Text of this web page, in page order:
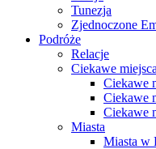
Tunezja
Zjednoczone
Podróże
Relacje
Ciekawe miejsca
Ciekawe
Ciekawe
Ciekawe
Miasta
Miasta w